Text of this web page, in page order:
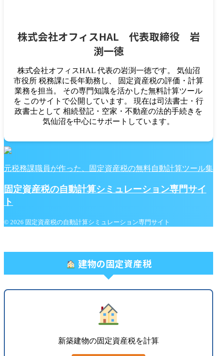
株式会社オフィスHAL 代表取締役 岩
渕一徳
株式会社オフィスHAL 代表の岩渕一徳です。 気仙沼
市役所 税務課に長年勤務し、 固定資産税の評価・計算
業務を担当。 その専門知識を活かした無料計算ツール
を このサイトで公開しています。 現在は司法書士・行
政書士として 相続登記・空家・不動産の法的手続きを
気仙沼を中心にサポートしています。
元税務課職員が作った、固定資産税の無料自動計算ツール集
固定資産税の自動計算シミュレーション専門サイ
ト
© 2026 固定資産税の自動計算シミュレーション専門サイト
建物の固定資産税
新築建物の固定資産税を計算